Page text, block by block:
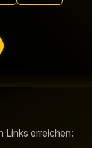
Links erreichen: